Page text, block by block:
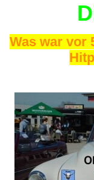
Was war vor